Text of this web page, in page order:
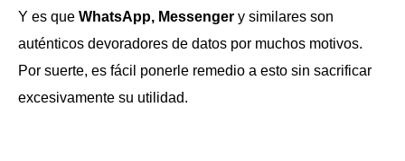
Y es que WhatsApp, Messenger y similares son
auténticos devoradores de datos por muchos motivos.
Por suerte, es fácil ponerle remedio a esto sin sacrificar
excesivamente su utilidad.